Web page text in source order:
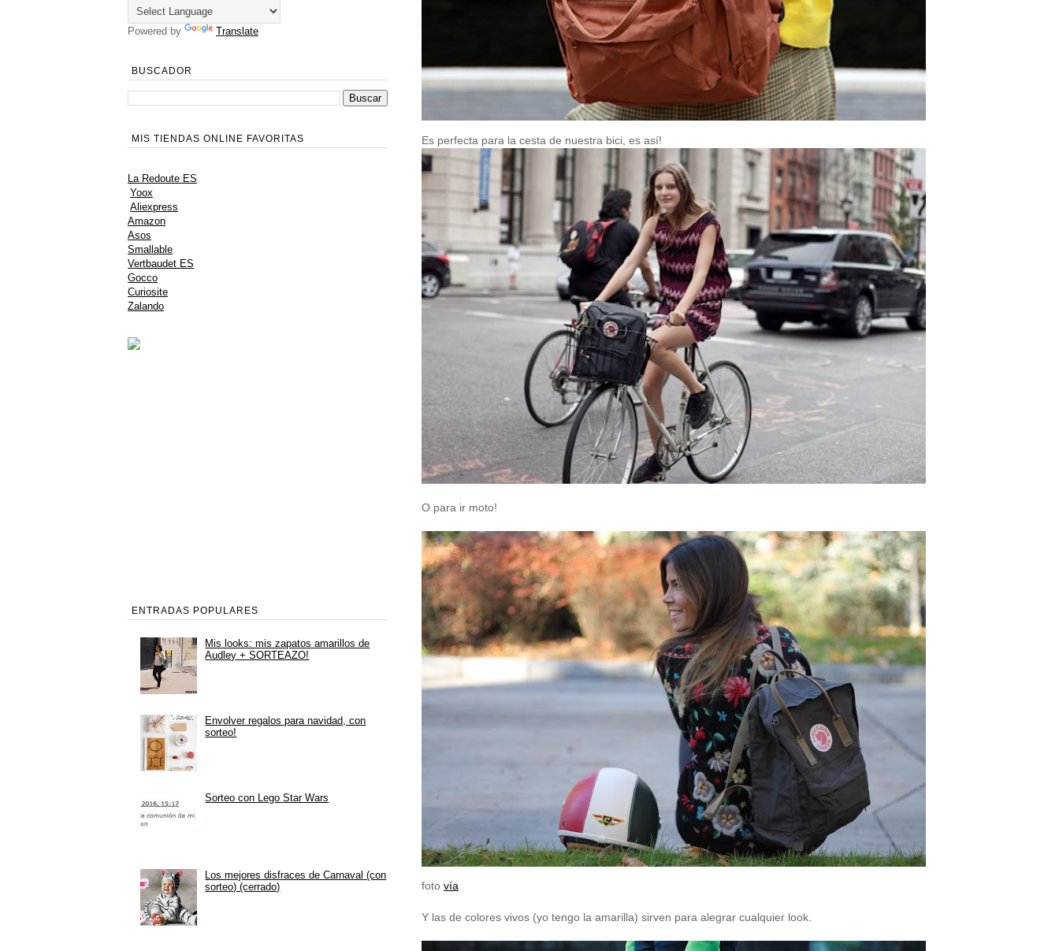
Es perfecta para la cesta de nuestra bici, es así!
O para ir moto!
foto vía
Y las de colores vivos (yo tengo la amarilla) sirven para alegrar cualquier look.
Powered by Translate
BUSCADOR
MIS TIENDAS ONLINE FAVORITAS
La Redoute ES
Yoox
Aliexpress
Amazon
Asos
Smallable
Vertbaudet ES
Gocco
Curiosite
Zalando
ENTRADAS POPULARES
Mis looks: mis zapatos amarillos de
Audley + SORTEAZO!
Envolver regalos para navidad, con
sorteo!
Sorteo con Lego Star Wars
Los mejores disfraces de Carnaval (con
sorteo) (cerrado)